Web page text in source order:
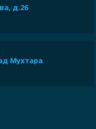
д.26
Мухтара